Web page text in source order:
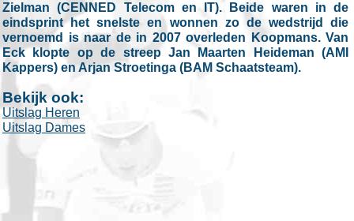
Zielman (CENNED Telecom en IT). Beide waren in de
eindsprint het snelste en wonnen zo de wedstrijd die
vernoemd is naar de in 2007 overleden Koopmans. Van
Eck klopte op de streep Jan Maarten Heideman (AMI
Kappers) en Arjan Stroetinga (BAM Schaatsteam).
Bekijk ook:
Uitslag Heren
Uitslag Dames